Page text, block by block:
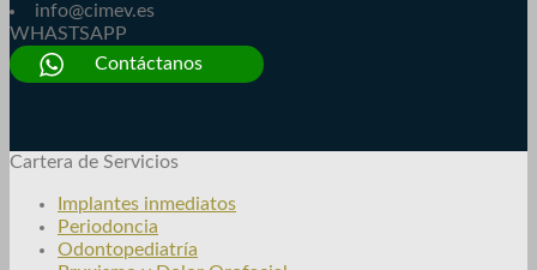
info@cimev.es
WHASTSAPP
Contáctanos
Cartera de Servicios
Implantes inmediatos
Periodoncia
Odontopediatría